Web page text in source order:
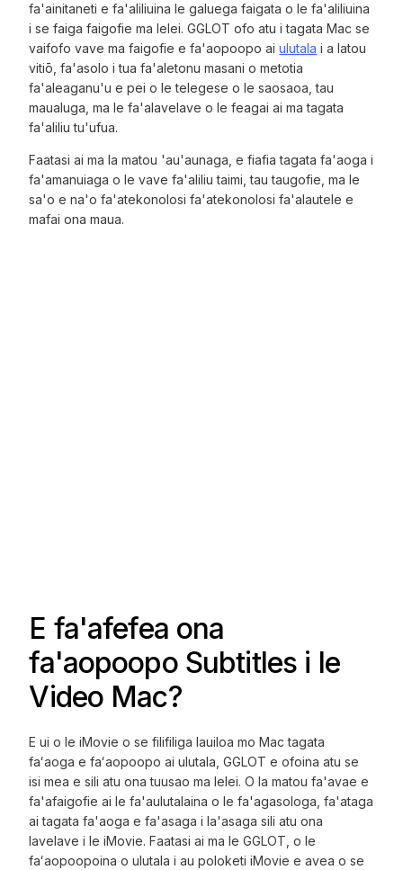
fa'ainitaneti e fa'aliliuina le galuega faigata o le fa'aliliuina
i se faiga faigofie ma lelei. GGLOT ofo atu i tagata Mac se
vaifofo vave ma faigofie e fa'aopoopo aiulutala i a latou
vitiō, fa'asolo i tua fa'aletonu masani o metotia
fa'aleaganu'u e pei o le telegese o le saosaoa, tau
maualuga, ma le fa'alavelave o le feagai ai ma tagata
fa'aliliu tu'ufua.
Faatasi ai ma la matou 'au'aunaga, e fiafia tagata fa'aoga i
fa'amanuiaga o le vave fa'aliliu taimi, tau taugofie, ma le
sa'o e na'o fa'atekonolosi fa'atekonolosi fa'alautele e
mafai ona maua.
E fa'afefea ona
fa'aopoopo Subtitles i le
Video Mac?
E ui o le iMovie o se filifiliga lauiloa mo Mac tagata
faʻaoga e faʻaopoopo ai ulutala, GGLOT e ofoina atu se
isi mea e sili atu ona tuusao ma lelei. O la matou fa'avae e
fa'afaigofie ai le fa'aulutalaina o le fa'agasologa, fa'ataga
ai tagata fa'aoga e fa'asaga i la'asaga sili atu ona
lavelave i le iMovie. Faatasi ai ma le GGLOT, o le
faʻaopoopoina o ulutala i au poloketi iMovie e avea o se